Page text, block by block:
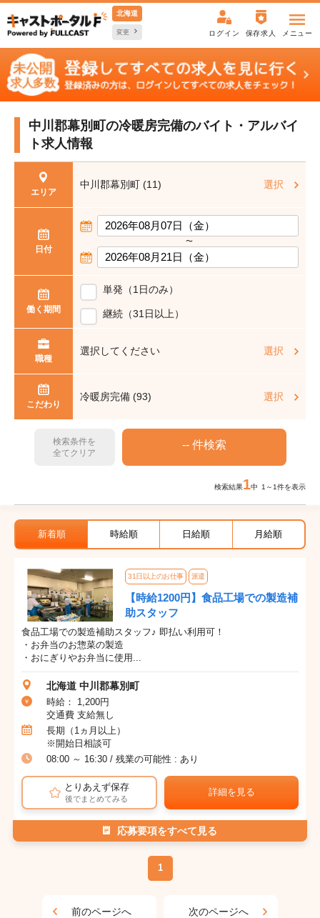
北海道
変更 ログイン 保存求人 メニュー
中川郡幕別町の冷暖房完備のバイト・アルバイ
ト求人情報
エリア
中川郡幕別町 (11) 選択
日付
〜
働く期間
単発（1日のみ）
継続（31日以上）
職種
選択してください 選択
こだわり
冷暖房完備 (93) 選択
検索条件を
全てクリア
検索結果1中 1～1件を表示
新着順 時給順 日給順 月給順
31日以上のお仕事 派遣
【時給1200円】食品工場での製造補
助スタッフ
食品工場での製造補助スタッフ♪ 即払い利用可！
・お弁当のお惣菜の製造
・おにぎりやお弁当に使用...
北海道 中川郡幕別町
時給： 1,200円
交通費 支給無し
長期（1ヵ月以上）
※開始日相談可
08:00 ～ 16:30 / 残業の可能性 : あり
とりあえず保存
後でまとめてみる
詳細を見る
応募要項をすべて見る
1
前のページへ 次のページへ